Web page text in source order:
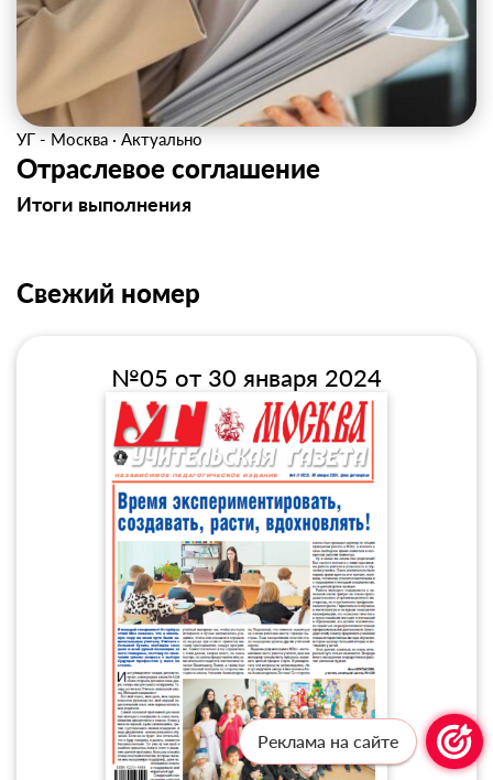
УГ - Москва · Актуально
Отраслевое соглашение
Итоги выполнения
Свежий номер
№05 от 30 января 2024
Реклама на сайте